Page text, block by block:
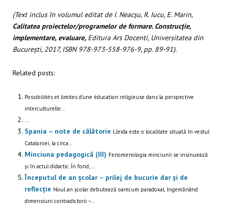
(Text inclus în volumul editat de I. Neacșu, R. Iucu, E. Marin,
Calitatea proiectelor/programelor de formare. Construcție,
implementare, evaluare, Editura Ars Docenti, Universitatea din
București, 2017, ISBN 978-973-558-976-9, pp. 89-91).
Related posts:
Possibilités et limites d’une éducation religieuse dans la perspective
interculturelle...
...
Spania – note de călătorie Lleida este o localitate situată în vestul
Cataloniei, la circa...
Minciuna pedagogică (III) Fenomenologia minciunii se insinuează
și în actul didactic. În fond,...
Începutul de an școlar – prilej de bucurie dar și de
reflecție Noul an școlar debutează oarecum paradoxal, îngemănând
dimensiuni contradictorii –...